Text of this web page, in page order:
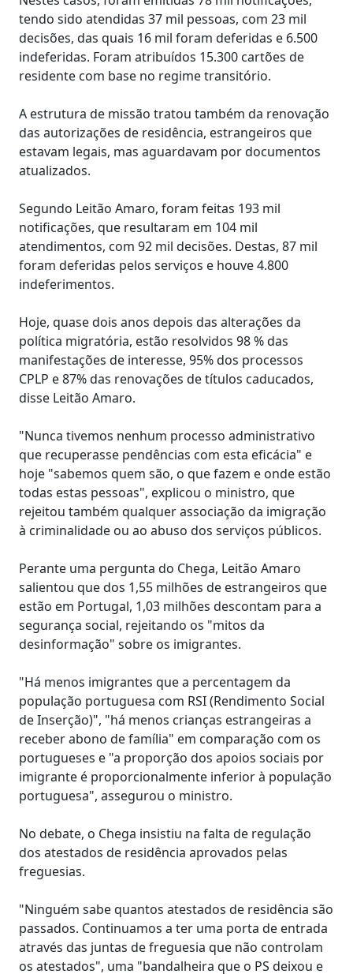
tendo sido atendidas 37 mil pessoas, com 23 mil
decisões, das quais 16 mil foram deferidas e 6.500
indeferidas. Foram atribuídos 15.300 cartões de
residente com base no regime transitório.
A estrutura de missão tratou também da renovação
das autorizações de residência, estrangeiros que
estavam legais, mas aguardavam por documentos
atualizados.
Segundo Leitão Amaro, foram feitas 193 mil
notificações, que resultaram em 104 mil
atendimentos, com 92 mil decisões. Destas, 87 mil
foram deferidas pelos serviços e houve 4.800
indeferimentos.
Hoje, quase dois anos depois das alterações da
política migratória, estão resolvidos 98 % das
manifestações de interesse, 95% dos processos
CPLP e 87% das renovações de títulos caducados,
disse Leitão Amaro.
"Nunca tivemos nenhum processo administrativo
que recuperasse pendências com esta eficácia" e
hoje "sabemos quem são, o que fazem e onde estão
todas estas pessoas", explicou o ministro, que
rejeitou também qualquer associação da imigração
à criminalidade ou ao abuso dos serviços públicos.
Perante uma pergunta do Chega, Leitão Amaro
salientou que dos 1,55 milhões de estrangeiros que
estão em Portugal, 1,03 milhões descontam para a
segurança social, rejeitando os "mitos da
desinformação" sobre os imigrantes.
"Há menos imigrantes que a percentagem da
população portuguesa com RSI (Rendimento Social
de Inserção)", "há menos crianças estrangeiras a
receber abono de família" em comparação com os
portugueses e "a proporção dos apoios sociais por
imigrante é proporcionalmente inferior à população
portuguesa", assegurou o ministro.
No debate, o Chega insistiu na falta de regulação
dos atestados de residência aprovados pelas
freguesias.
"Ninguém sabe quantos atestados de residência são
passados. Continuamos a ter uma porta de entrada
através das juntas de freguesia que não controlam
os atestados", uma "bandalheira que o PS deixou e